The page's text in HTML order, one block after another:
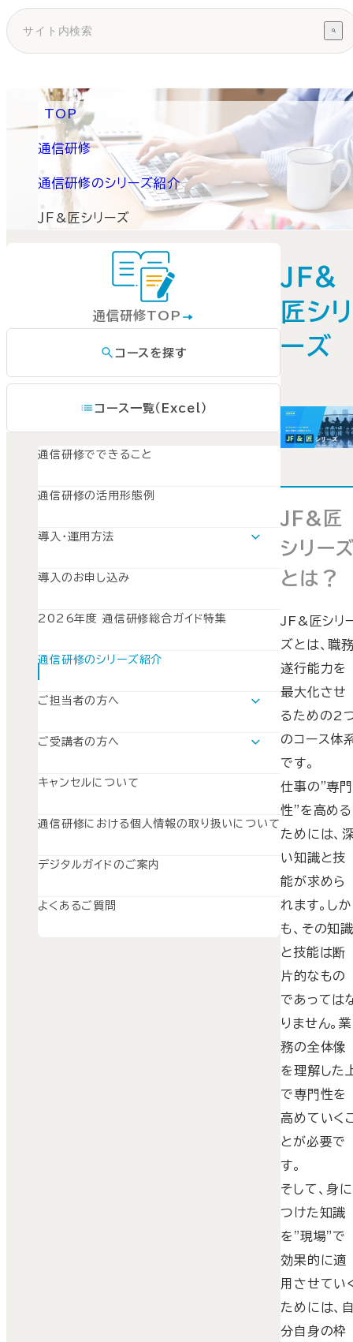
TOP
通信研修
通信研修のシリーズ紹介
ＪＦ&匠シリーズ
通信研修TOP
コースを探す
コース一覧（Excel）
通信研修でできること
通信研修の活用形態例
導入・運用方法
導入準備
開講と受講管理
導入のお申し込み
2026年度 通信研修総合ガイド特集
通信研修のシリーズ紹介
ご担当者の方へ
SuperGraceのご案内
ご受講者の方へ
キャンセルについて
通信研修における個人情報の取り扱いについて
デジタルガイドのご案内
よくあるご質問
ＪＦ&
匠シ
ーズ
JF&匠
シリー
とは？
JF&匠シリ
ズとは、職
遂行能力を
最大化させ
るための2
のコース体
です。
仕事の"専門
性"を高める
ためには、
い知識と技
能が求めら
れます。しか
も、その知
と技能は断
片的なもの
であっては
りません。業
務の全体像
を理解した
で専門性を
高めていく
とが必要で
す。
そして、身に
つけた知識
を"現場"で
効果的に適
用させてい
ためには、
分自身の枠